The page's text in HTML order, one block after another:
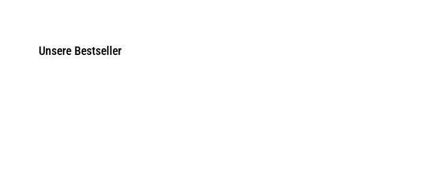
Unsere Bestseller